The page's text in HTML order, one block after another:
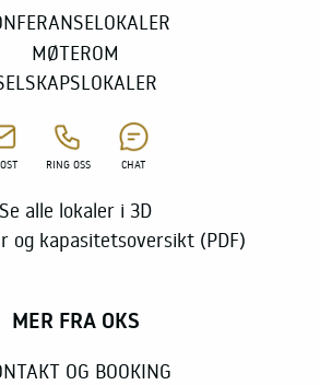
MØTEROM
RING OSS CHAT
Se alle lokaler i 3D
og kapasitetsoversikt (PDF)
MER FRA OKS
OG BOOKING